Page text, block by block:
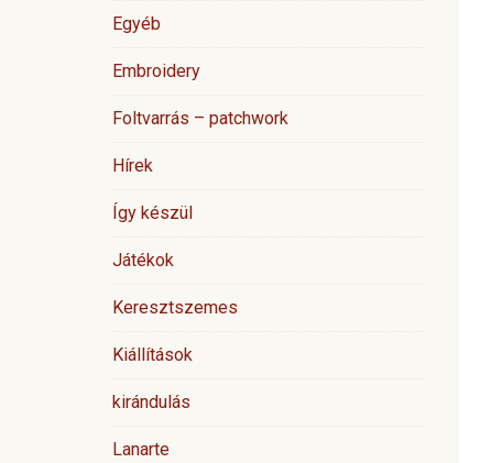
Egyéb
Embroidery
Foltvarrás – patchwork
Hírek
Így készül
Játékok
Keresztszemes
Kiállítások
kirándulás
Lanarte